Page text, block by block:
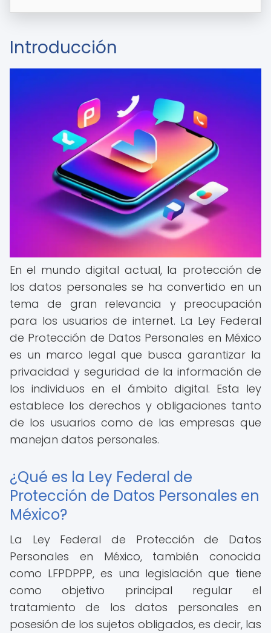
Introducción
En el mundo digital actual, la protección de
los datos personales se ha convertido en un
tema de gran relevancia y preocupación
para los usuarios de internet. La Ley Federal
de Protección de Datos Personales en México
es un marco legal que busca garantizar la
privacidad y seguridad de la información de
los individuos en el ámbito digital. Esta ley
establece los derechos y obligaciones tanto
de los usuarios como de las empresas que
manejan datos personales.
¿Qué es la Ley Federal de
Protección de Datos Personales en
México?
La Ley Federal de Protección de Datos
Personales en México, también conocida
como LFPDPPP, es una legislación que tiene
como objetivo principal regular el
tratamiento de los datos personales en
posesión de los sujetos obligados, es decir, las